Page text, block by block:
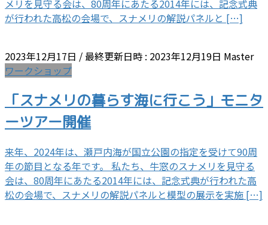
メリを見守る会は、80周年にあたる2014年には、記念式典
が行われた高松の会場で、スナメリの解説パネルと […]
2023年12月17日 / 最終更新日時 : 2023年12月19日 Master
ワークショップ
「スナメリの暮らす海に行こう」モニタ
ーツアー開催
来年、2024年は、瀬戸内海が国立公園の指定を受けて90周
年の節目となる年です。 私たち、牛窓のスナメリを見守る
会は、80周年にあたる2014年には、記念式典が行われた高
松の会場で、スナメリの解説パネルと模型の展示を実施 […]